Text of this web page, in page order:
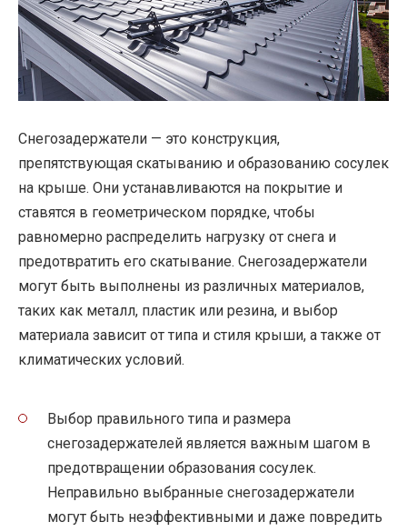
Снегозадержатели — это конструкция,
препятствующая скатыванию и образованию сосулек
на крыше. Они устанавливаются на покрытие и
ставятся в геометрическом порядке, чтобы
равномерно распределить нагрузку от снега и
предотвратить его скатывание. Снегозадержатели
могут быть выполнены из различных материалов,
таких как металл, пластик или резина, и выбор
материала зависит от типа и стиля крыши, а также от
климатических условий.
Выбор правильного типа и размера
снегозадержателей является важным шагом в
предотвращении образования сосулек.
Неправильно выбранные снегозадержатели
могут быть неэффективными и даже повредить